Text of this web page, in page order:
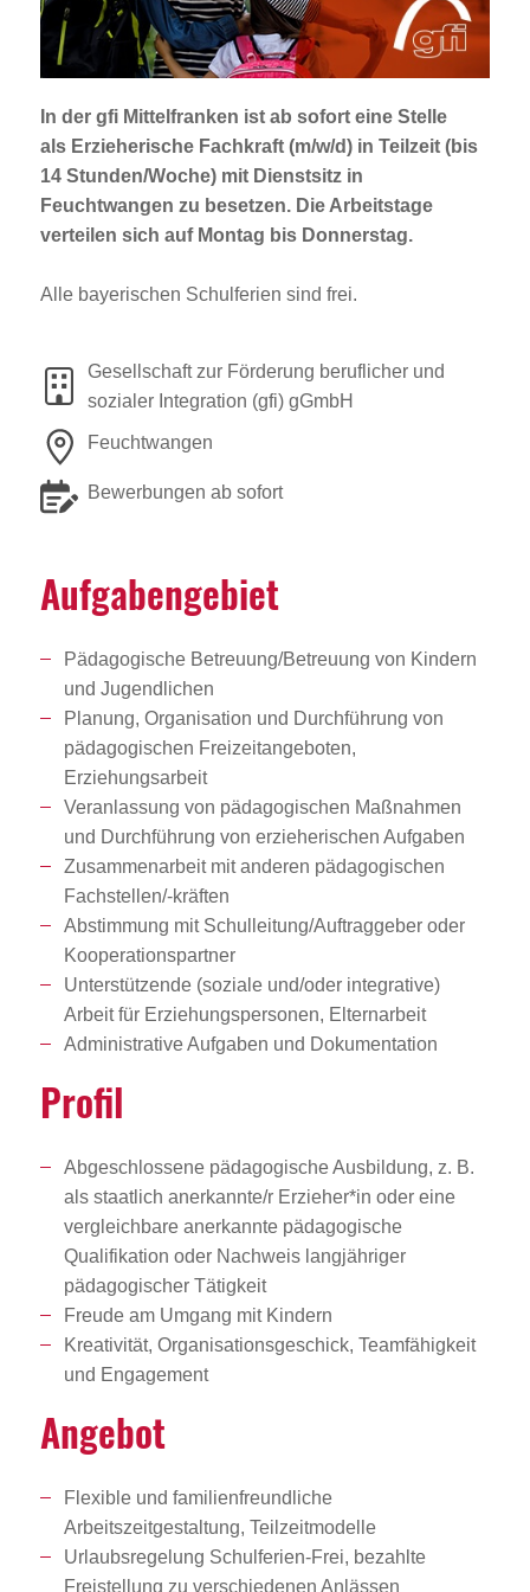
Jobportal
Presse und Medien
bbw e. V.
Karriere
Presse
News Archiv
In der gfi Mittelfranken ist ab sofort eine Stelle
als Erzieherische Fachkraft (m/w/d)in Teilzeit (bis
14 Stunden/Woche) mit Dienstsitz in
Feuchtwangen zu besetzen. Die Arbeitstage
verteilen sich auf Montag bis Donnerstag.
Alle bayerischen Schulferien sind frei.
Gesellschaft zur Förderung beruflicher und
sozialer Integration (gfi) gGmbH
Feuchtwangen
Bewerbungen ab sofort
Aufga­ben­ge­biet
Pädagogische Betreuung/Betreuung von Kindern
und Jugendlichen
Planung, Organisation und Durchführung von
pädagogischen Freizeitangeboten,
Erziehungsarbeit
Veranlassung von pädagogischen Maßnahmen
und Durchführung von erzieherischen Aufgaben
Zusammenarbeit mit anderen pädagogischen
Fachstellen/-kräften
Abstimmung mit Schulleitung/Auftraggeber oder
Kooperationspartner
Unterstützende (soziale und/oder integrative)
Arbeit für Erziehungspersonen, Elternarbeit
Administrative Aufgaben und Dokumentation
Profil
Abgeschlossene pädagogische Ausbildung, z. B.
als staatlich anerkannte/r Erzieher*in oder eine
vergleichbare anerkannte pädagogische
Qualifikation oder Nachweis langjähriger
pädagogischer Tätigkeit
Freude am Umgang mit Kindern
Kreativität, Organisationsgeschick, Teamfähigkeit
und Engagement
Angebot
Flexible und familienfreundliche
Arbeitszeitgestaltung, Teilzeitmodelle
Urlaubsregelung Schulferien-Frei, bezahlte
Freistellung zu verschiedenen Anlässen